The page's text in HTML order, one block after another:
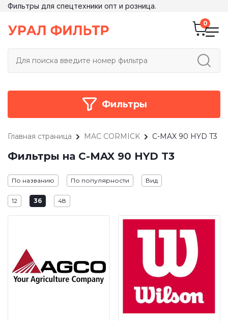
Фильтры для спецтехники опт и розница.
Фильтры
Главная страница MAC CORMICK C-MAX 90 HYD T3
Фильтры на C-MAX 90 HYD T3
По названию По популярности Вид
12 36 48